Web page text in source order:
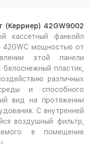
(Керриер) 42GW9002
кассетный фанкойл
42GWС мощностью от
этой панели
пластик,
различных
и способного
вид на протяжении
С внутренней
воздушный фильтр,
в помещение